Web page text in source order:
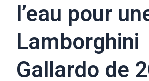
l’eau pour
Lamborghini
Gallardo de